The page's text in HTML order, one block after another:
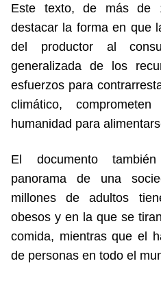
Este texto, de más de
destacar la forma en que
del productor al
generalizada de los
esfuerzos para
climático,
humanidad para
El documento
panorama de una
millones de adultos
obesos y en la que se
comida, mientras que el
de personas en todo el